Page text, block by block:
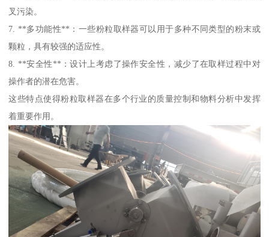
叉污染。
7. **多功能性**：一些粉粒取样器可以用于多种不同类型的粉末或
颗粒，具有较强的适应性。
8. **安全性**：设计上考虑了操作安全性，减少了在取样过程中对
操作者的潜在危害。
这些特点使得粉粒取样器在多个行业的质量控制和物料分析中发挥
着重要作用。